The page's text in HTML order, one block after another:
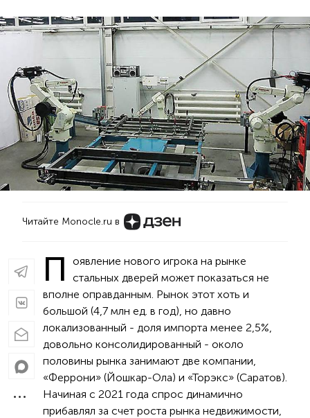
Читайте Monocle.ru в
П
оявление нового игрока на рынке
стальных дверей может показаться не
вполне оправданным. Рынок этот хоть и
большой (4,7 млн ед. в год), но давно
локализованный - доля импорта менее 2,5%,
довольно консолидированный - около
половины рынка занимают две компании,
«Феррони» (Йошкар-Ола) и «Торэкс» (Саратов).
Начиная с 2021 года спрос динамично
прибавлял за счет роста рынка недвижимости,